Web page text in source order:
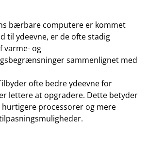
bærbare computere er kommet
til ydeevne, er de ofte stadig
varme- og
sammenlignet med
ofte bedre ydeevne for
lettere at opgradere. Dette betyder
hurtigere processorer og mere